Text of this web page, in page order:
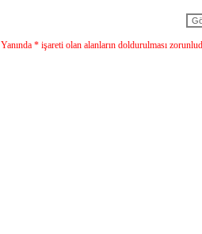
Yanında * işareti olan alanların doldurulması